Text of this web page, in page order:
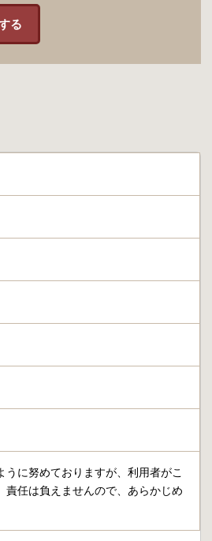
る
に努めておりますが、利用者がこ
任は負えませんので、あらかじめ